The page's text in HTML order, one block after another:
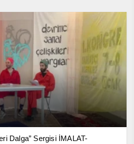
Dalga” Sergisi İMALAT-